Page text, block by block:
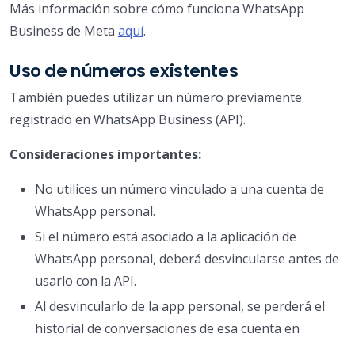
Más información sobre cómo funciona WhatsApp
Business de Meta aquí.
Uso de números existentes
También puedes utilizar un número previamente
registrado en WhatsApp Business (API).
Consideraciones importantes:
No utilices un número vinculado a una cuenta de
WhatsApp personal.
Si el número está asociado a la aplicación de
WhatsApp personal, deberá desvincularse antes de
usarlo con la API.
Al desvincularlo de la app personal, se perderá el
historial de conversaciones de esa cuenta en